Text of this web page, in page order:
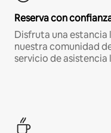
Reserva con
Disfruta una estancia
nuestra comunidad
servicio de asistencia